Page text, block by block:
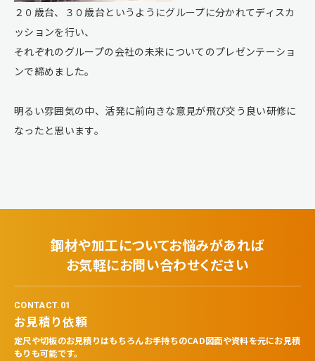
２０歳台、３０歳台というようにグループに分かれてディスカ
ッションを行い、
それぞれのグループの会社の未来についてのプレゼンテーショ
ンで締めました。
明るい雰囲気の中、活発に前向きな意見が飛び交う良い研修に
なったと思います。
鋼材や加工についてお悩みがあれば
お気軽にお問い合わせください
CONTACT.01
お見積り依頼
定尺や切板のお見積りはもちろんお手持ちのCAD図面や資料を元にお見積
もりも可能です。